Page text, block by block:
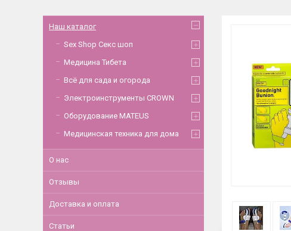
Наш каталог
Sex Shop Секс шоп
Медицина Тибета
Всё для сада и огорода
Электроинструменты CROWN
Оборудование MATEUS
Медицинская техника для дома
О нас
Отзывы
Доставка и оплата
Статьи